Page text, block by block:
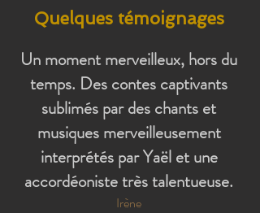
Quelques témoignages
Un moment merveilleux, hors du
temps. Des contes captivants
sublimés par des chants et
musiques merveilleusement
interprétés par Yaël et une
accordéoniste très talentueuse.
Irène